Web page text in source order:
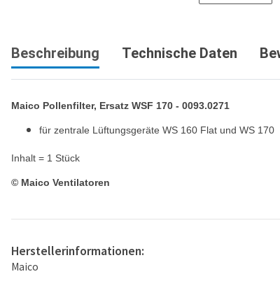
Beschreibung Technische Daten
Maico Pollenfilter, Ersatz WSF 170 - 0093.0271
für zentrale Lüftungsgeräte WS 160 Flat und WS 170
Inhalt = 1 Stück
© Maico Ventilatoren
Herstellerinformationen:
Maico